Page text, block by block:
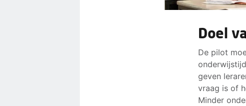
Doel
De pilot
geven
vraag is of
Minder